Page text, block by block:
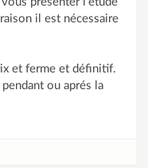
il est nécessaire
et ferme et définitif.
ou aprés la